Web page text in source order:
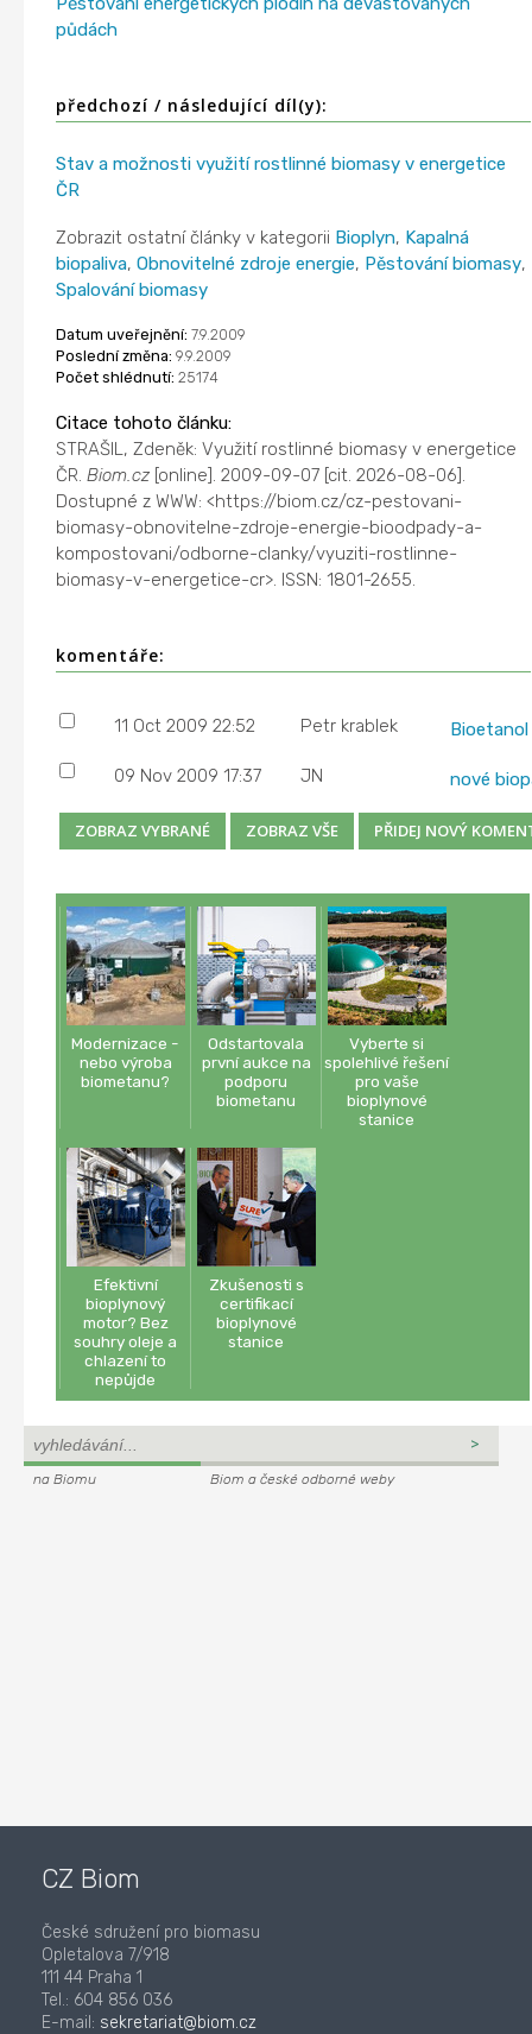
půdách
předchozí / následující díl(y):
Stav a možnosti využití rostlinné biomasy v energetice
ČR
Zobrazit ostatní články v kategorii Bioplyn, Kapalná
biopaliva,Obnovitelné zdroje energie, Pěstování biomasy,
Spalování biomasy
Datum uveřejnění: 7.9.2009
Poslední změna: 9.9.2009
Počet shlédnutí: 25174
Citace tohoto článku:
STRAŠIL, Zdeněk: Využití rostlinné biomasy v energetice
ČR.Biom.cz [online]. 2009-09-07 [cit. 2026-08-06].
Dostupné z WWW: <https://biom.cz/cz-pestovani-
biomasy-obnovitelne-zdroje-energie-bioodpady-a-
kompostovani/odborne-clanky/vyuziti-rostlinne-
biomasy-v-energetice-cr>. ISSN: 1801-2655.
komentáře:
11 Oct 2009 22:52 Petr krablek Bioetanol
09 Nov 2009 17:37 JN nové
Modernizace -
nebo výroba
biometanu?
Odstartovala
první aukce na
podporu
biometanu
Vyberte si
spolehlivé řešení
pro vaše
bioplynové
stanice
Efektivní
bioplynový
motor? Bez
souhry oleje a
chlazení to
nepůjde
Zkušenosti s
certifikací
bioplynové
stanice
na Biomu Biom a české odborné weby
CZ Biom
České sdružení pro biomasu
Opletalova 7/918
111 44 Praha 1
Tel.: 604 856 036
E-mail: sekretariat@biom.cz